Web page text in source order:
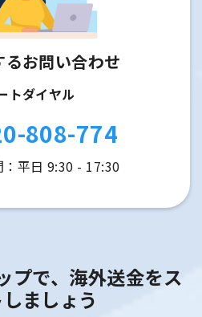
お問い合わせ
トダイヤル
808-774
：平日 9:30 - 17:30
プで、海外送金をス
ましょう